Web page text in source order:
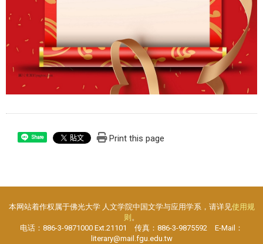
Share Print this page
本网站着作权属于佛光大学 人文学院中国文学与应用学系，请详见使用规
则 。
电话：886-3-9871000 Ext.21101 传真：886-3-9875592 E-Mail：
literary@mail.fgu.edu.tw